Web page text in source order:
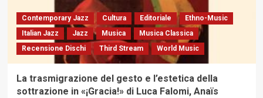
fra
Africa
e
culture
amerindie
(Gutenberg
2026)
Contemporary Jazz Cultura Editoriale
Ethno-Music
Italian Jazz
Jazz Musica
Musica Classica
Recensione Dischi
Third Stream World Music
La trasmigrazione del gesto e l’estetica della
sottrazione in «¡Gracia!» di Luca Falomi, Anaïs